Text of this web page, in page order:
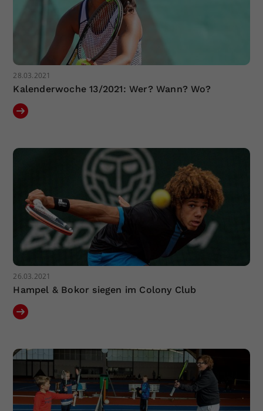
28.03.2021
Kalenderwoche 13/2021: Wer? Wann? Wo?
26.03.2021
Hampel & Bokor siegen im Colony Club